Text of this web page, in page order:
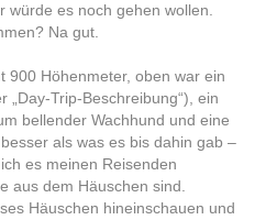
es noch gehen wollen.
Na gut.
900 Höhenmeter, oben war ein
„Day-Trip-Beschreibung“), ein
bellender Wachhund und eine
als was es bis dahin gab –
es meinen Reisenden
aus dem Häuschen sind.
Häuschen hineinschauen und